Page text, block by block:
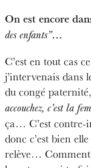
On est encore
des enfants”…
C’est en tout cas
j’intervenais dans
du congé
accouchez, c’est la
ça… C’est contre-
donc c’est bien
relève… Comment